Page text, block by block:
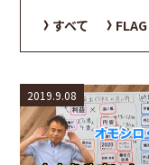
すべて FLAG
2019.9.08